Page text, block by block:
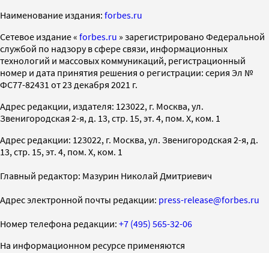
Наименование издания: forbes.ru
Cетевое издание « forbes.ru » зарегистрировано Федеральной
службой по надзору в сфере связи, информационных
технологий и массовых коммуникаций, регистрационный
номер и дата принятия решения о регистрации: серия Эл №
ФС77-82431 от 23 декабря 2021 г.
Адрес редакции, издателя: 123022, г. Москва, ул.
Звенигородская 2-я, д. 13, стр. 15, эт. 4, пом. X, ком. 1
Адрес редакции: 123022, г. Москва, ул. Звенигородская 2-я, д.
13, стр. 15, эт. 4, пом. X, ком. 1
Главный редактор: Мазурин Николай Дмитриевич
Адрес электронной почты редакции: press-release@forbes.ru
Номер телефона редакции: +7 (495) 565-32-06
На информационном ресурсе применяются